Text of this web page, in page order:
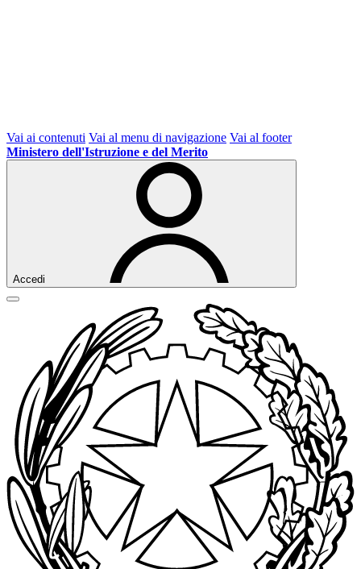
Vai ai contenuti Vai al menu di navigazione Vai al footer
Ministero dell'Istruzione e del Merito
Accedi